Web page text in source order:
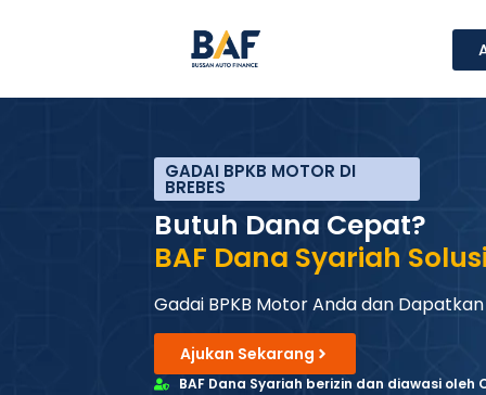
GADAI BPKB MOTOR DI
BREBES
Butuh Dana Cepat?
BAF Dana Syariah
Gadai BPKB Motor Anda dan
Ajukan Sekarang
BAF Dana Syariah berizin dan diawasi oleh